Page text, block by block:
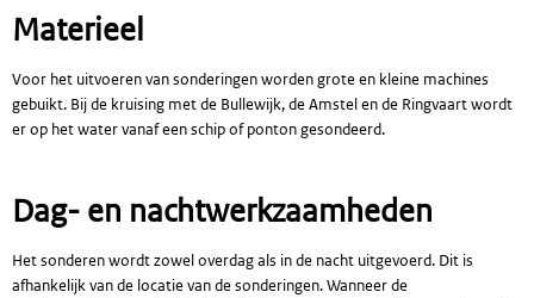
Materieel
Voor het uitvoeren van sonderingen worden grote en kleine machines
gebuikt. Bij de kruising met de Bullewijk, de Amstel en de Ringvaart wordt
er op het water vanaf een schip of ponton gesondeerd.
Dag- en nachtwerkzaamheden
Het sonderen wordt zowel overdag als in de nacht uitgevoerd. Dit is
afhankelijk van de locatie van de sonderingen. Wanneer de